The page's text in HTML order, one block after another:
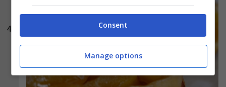
4 Consent
Manage options